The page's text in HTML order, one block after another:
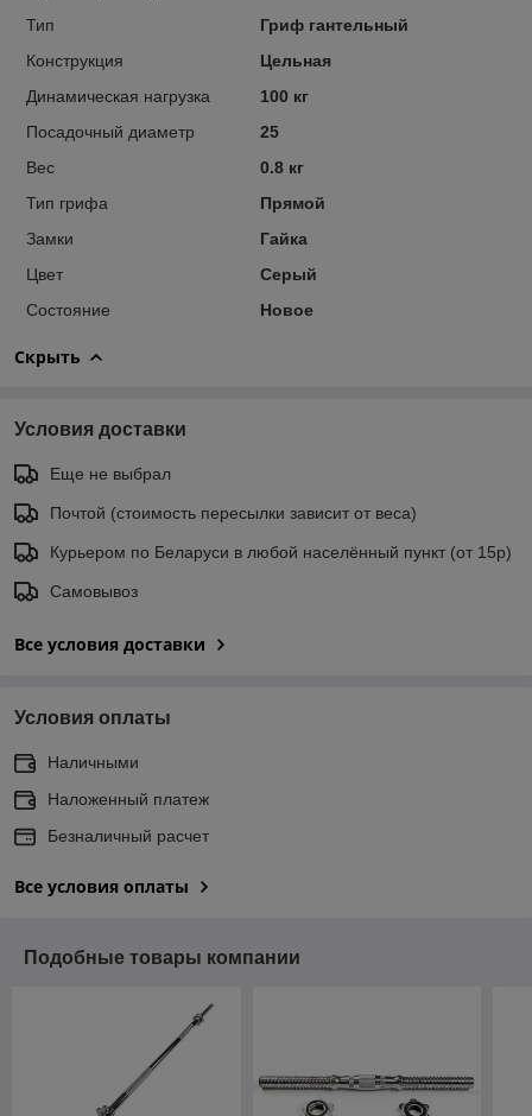
Тип
Гриф гантельный
Конструкция
Цельная
Динамическая нагрузка
100 кг
Посадочный диаметр
25
Вес
0.8 кг
Тип грифа
Прямой
Замки
Гайка
Цвет
Серый
Состояние
Новое
Скрыть
Условия доставки
Еще не выбрал
Почтой (стоимость пересылки зависит от веса)
Курьером по Беларуси в любой населённый пункт (от 15р)
Самовывоз
Все условия доставки
Условия оплаты
Наличными
Наложенный платеж
Безналичный расчет
Все условия оплаты
Подобные товары компании